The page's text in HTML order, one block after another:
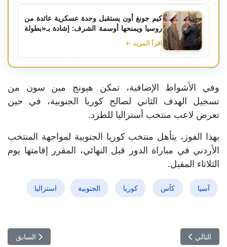
كيم جونغ أون يستقبل وحدة عسكرية عائدة من
روسيا ويمنحها أوسمة الشرف: إشادة بـ«بطولة
كورسك» وسقوط قتلى كوريين شماليين
اقرأ المزيد ←
وفي الأشواط الإضافية، تمكن هيونج مين سون من
تسجيل الهدف الثاني لصالح كوريا الجنوبية، في حين
تعرض لاعب منتخب أستراليا للطرد.
بهذا الفوز، يتأهل منتخب كوريا الجنوبية لمواجهة المنتخب
الأردني في مباراة الدور قبل النهائي، المقرر إقامتها يوم
الثلاثاء المقبل.
آسيا كأس كوريا الجنوبية استراليا
المقال
السابق
المقال التالي: مفاجأة: الكونغو الديمقراطية تتأهل لنصف نهائي كأس الأمم
التالي